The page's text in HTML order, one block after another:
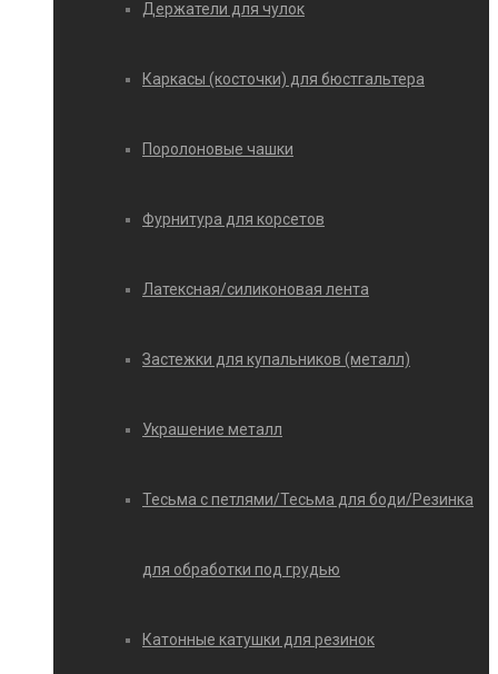
Держатели для чулок
Каркасы (косточки) для бюстгальтера
Поролоновые чашки
Фурнитура для корсетов
Латексная/силиконовая лента
Застежки для купальников (металл)
Украшение металл
Тесьма с петлями/Тесьма для боди/Резинка
для обработки под грудью
Катонные катушки для резинок